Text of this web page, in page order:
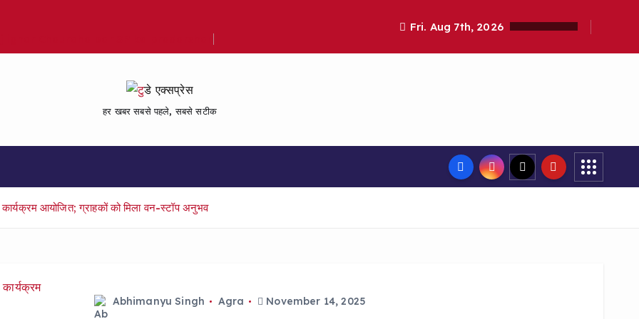
Fri. Aug 7th, 2026
हर खबर सबसे पहले, सबसे सटीक
आयोजित; ग्राहकों को मिला वन-स्टॉप अनुभव
Abhimanyu Singh Agra November 14, 2025